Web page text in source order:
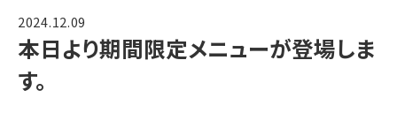
2024.12.09
本日より期間限定メニューが登場しま
す。